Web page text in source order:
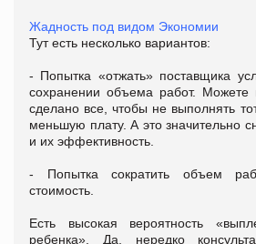
Жадность под видом Экономии
Тут есть несколько вариантов:
- Попытка «отжать» поставщика
сохранении объема работ. Можете
сделано все, чтобы не выполнять
меньшую плату. А это значительно
и их эффективность.
- Попытка сократить объем
стоимость.
Есть высокая вероятность
ребенка». Да, нередко